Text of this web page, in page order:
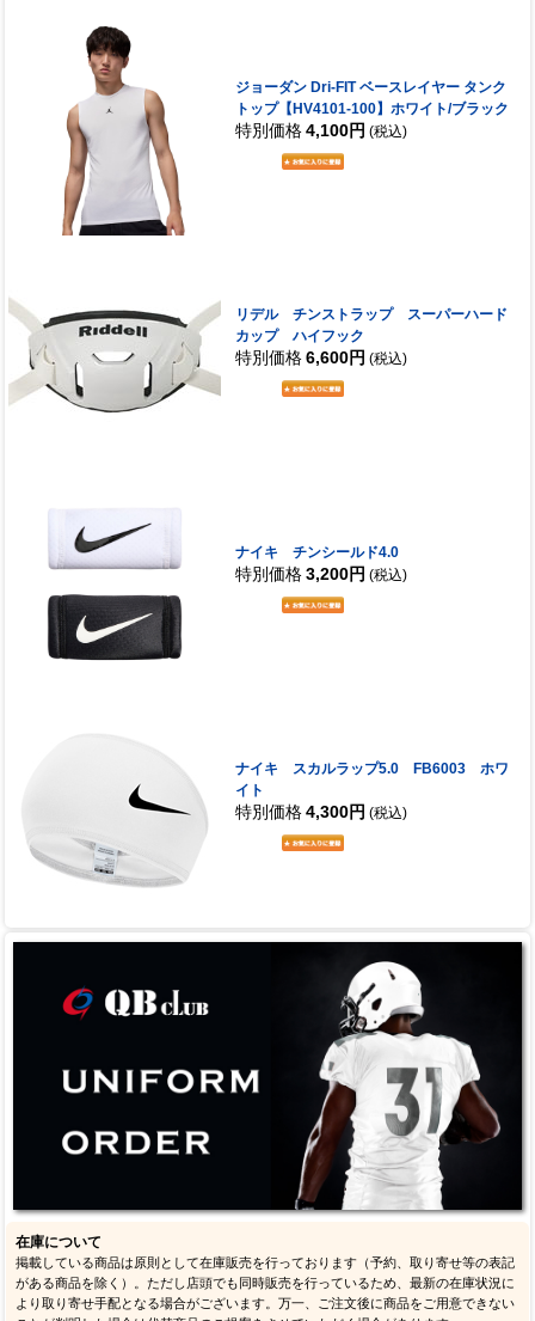
ジョーダン Dri-FIT ベースレイヤー タンク
トップ【HV4101-100】ホワイト/ブラック
特別価格 4,100円 (税込)
リデル チンストラップ スーパーハード
カップ ハイフック
特別価格 6,600円 (税込)
ナイキ チンシールド4.0
特別価格 3,200円 (税込)
ナイキ スカルラップ5.0 FB6003 ホワ
イト
特別価格 4,300円 (税込)
在庫について
掲載している商品は原則として在庫販売を行っております（予約、取り寄せ等の表記
がある商品を除く）。ただし店頭でも同時販売を行っているため、最新の在庫状況に
より取り寄せ手配となる場合がございます。万一、ご注文後に商品をご用意できない